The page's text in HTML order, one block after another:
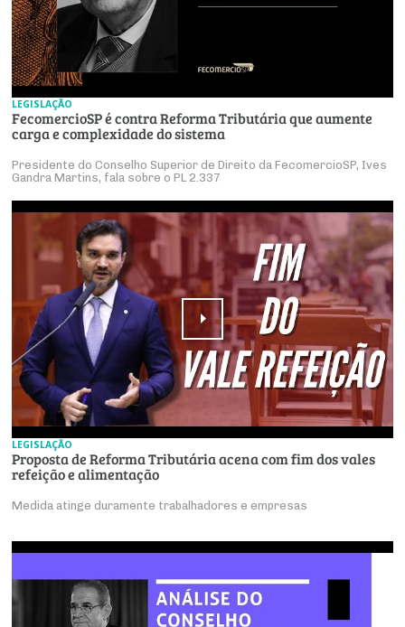
LEGISLAÇÃO
FecomercioSP é contra Reforma Tributária que aumente
carga e complexidade do sistema
Presidente do Conselho Superior de Direito da FecomercioSP, Ives
Gandra Martins, fala sobre o PL 2.337
LEGISLAÇÃO
Proposta de Reforma Tributária acena com fim dos vales
refeição e alimentação
Medida atinge duramente trabalhadores e empresas